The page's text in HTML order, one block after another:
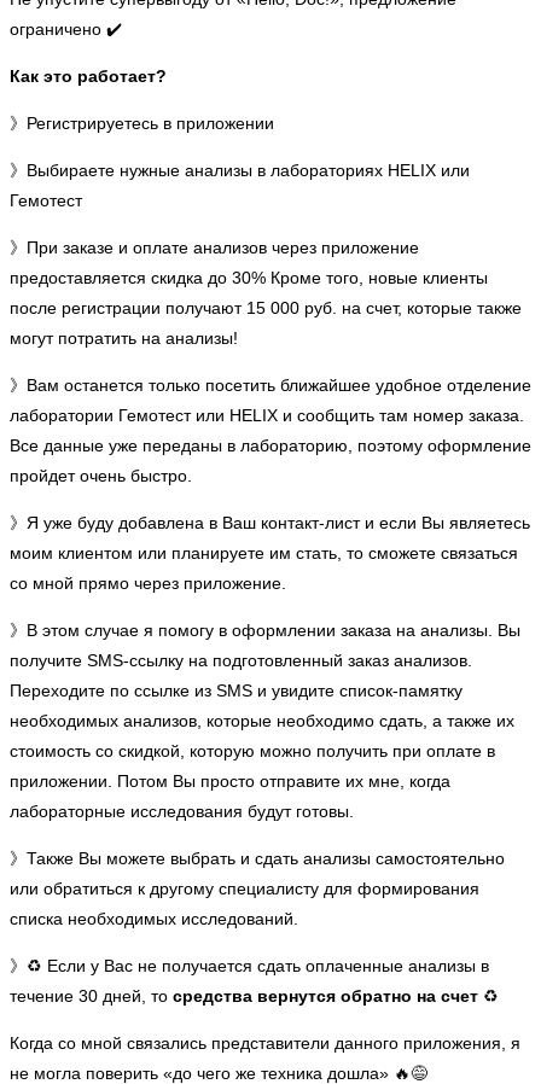
ограничено ✔️
Как это работает?
》Регистрируетесь в приложении
》Выбираете нужные анализы в лабораториях HELIX или
Гемотест
》При заказе и оплате анализов через приложение
предоставляется скидка до 30% Кроме того, новые клиенты
после регистрации получают 15 000 руб. на счет, которые также
могут потратить на анализы!
》Вам останется только посетить ближайшее удобное отделение
лаборатории Гемотест или HELIX и сообщить там номер заказа.
Все данные уже переданы в лабораторию, поэтому оформление
пройдет очень быстро.
》Я уже буду добавлена в Ваш контакт-лист и если Вы являетесь
моим клиентом или планируете им стать, то сможете связаться
со мной прямо через приложение.
》В этом случае я помогу в оформлении заказа на анализы. Вы
получите SMS-ссылку на подготовленный заказ анализов.
Переходите по ссылке из SMS и увидите список-памятку
необходимых анализов, которые необходимо сдать, а также их
стоимость со скидкой, которую можно получить при оплате в
приложении. Потом Вы просто отправите их мне, когда
лабораторные исследования будут готовы.
》Также Вы можете выбрать и сдать анализы самостоятельно
или обратиться к другому специалисту для формирования
списка необходимых исследований.
》♻️ Если у Вас не получается сдать оплаченные анализы в
течение 30 дней, то средства вернутся обратно на счет ♻️
Когда со мной связались представители данного приложения, я
не могла поверить «до чего же техника дошла» 🔥😅